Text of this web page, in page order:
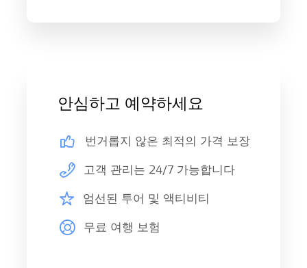
안심하고 예약하세요
번거롭지 않은 최적의 가격 보장
고객 관리는 24/7 가능합니다
엄선된 투어 및 액티비티
무료 여행 보험